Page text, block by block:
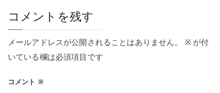
ー
シ
ョ
ン
コメントを残す
メールアドレスが公開されることはありません。 ※が付
いている欄は必須項目です
コメント ※